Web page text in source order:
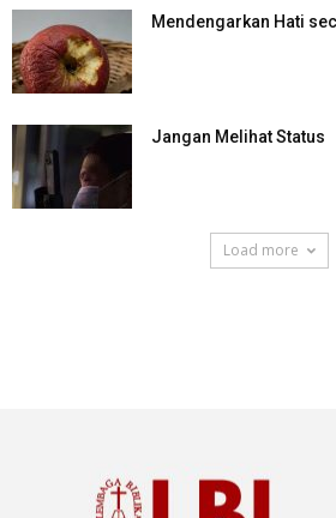
Mendengarkan Hati
Jangan Melihat Status
Load more